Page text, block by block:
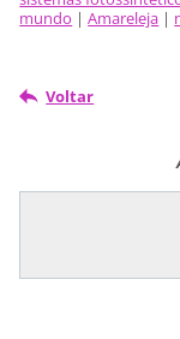
mundo | Amareleja |
Voltar